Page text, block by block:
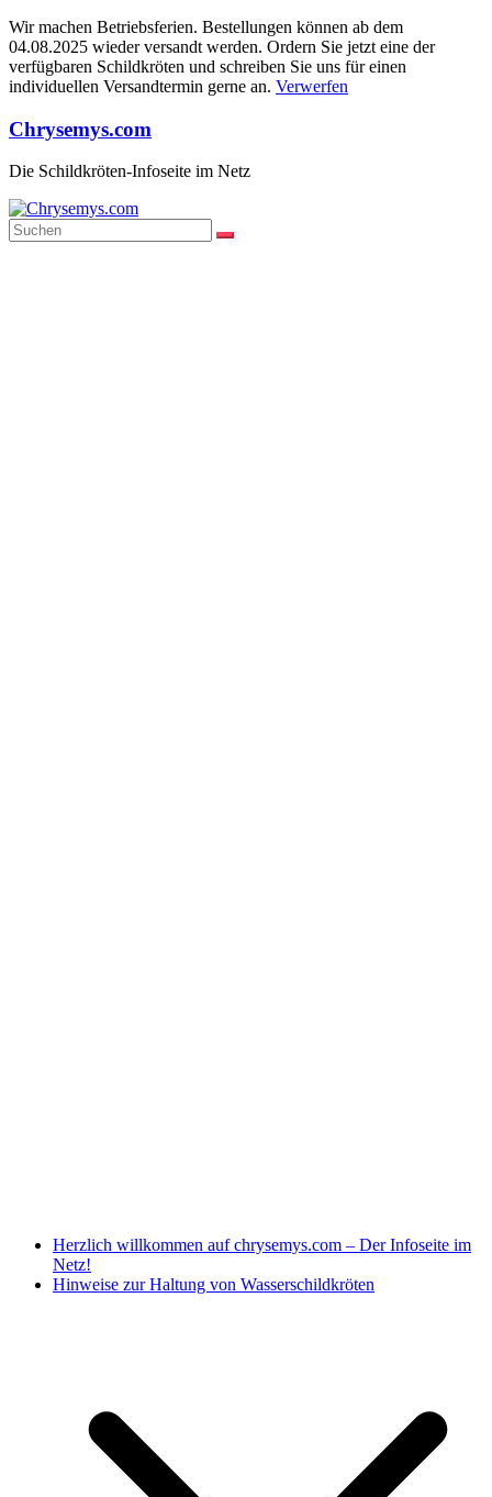
Wir machen Betriebsferien. Bestellungen können ab dem
04.08.2025 wieder versandt werden. Ordern Sie jetzt eine der
verfügbaren Schildkröten und schreiben Sie uns für einen
individuellen Versandtermin gerne an. Verwerfen
Zum
Inhalt
springen
Chrysemys.com
Die Schildkröten-Infoseite im Netz
Herzlich willkommen auf chrysemys.com – Der Infoseite im
Netz!
Hinweise zur Haltung von Wasserschildkröten